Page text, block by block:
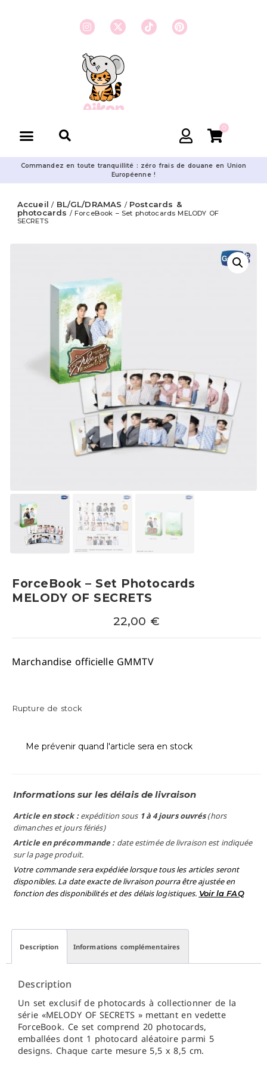
0
Commandez en toute tranquillité : zéro frais de douane en Union
Européenne !
Accueil / BL/GL/DRAMAS / Postcards &
photocards / ForceBook – Set photocards MELODY OF
SECRETS
ForceBook – Set Photocards
MELODY OF SECRETS
22,00 €
Marchandise officielle GMMTV
Rupture de stock
Me prévenir quand l'article sera en stock
Informations sur les délais de livraison
Article en stock :expédition sous 1 à 4 jours ouvrés(hors
dimanches et jours fériés)
Article en précommande : date estimée de livraison est indiquée
sur la page produit.
Votre commande sera expédiée lorsque tous les articles seront
disponibles. La date exacte de livraison pourra être ajustée en
fonction des disponibilités et des délais logistiques. Voir la FAQ
Description Informations complémentaires
Description
Un set exclusif de photocards à collectionner de la
série «MELODY OF SECRETS » mettant en vedette
ForceBook. Ce set comprend 20 photocards,
emballées dont 1 photocard aléatoire parmi 5
designs. Chaque carte mesure 5,5 x 8,5 cm.